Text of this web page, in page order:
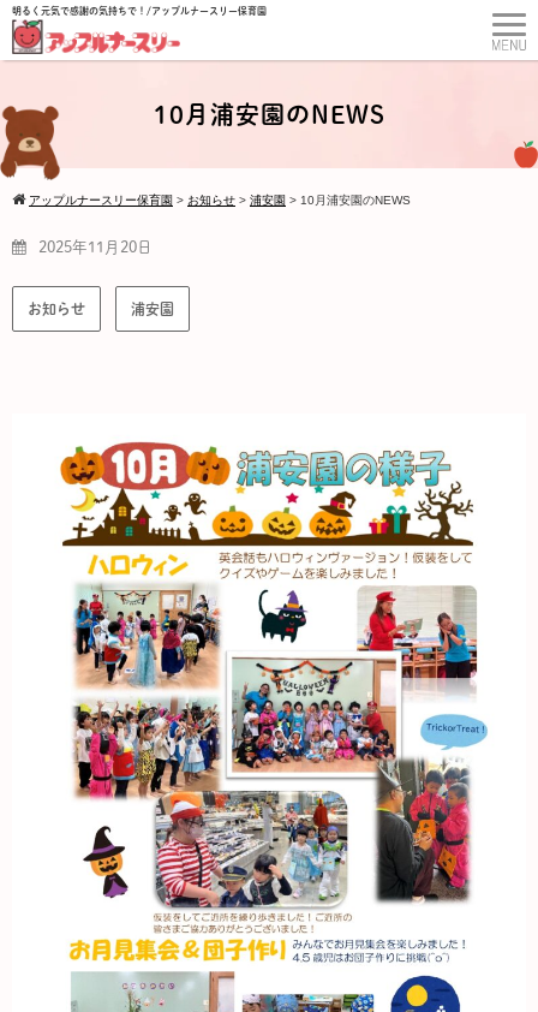
明るく元気で感謝の気持ちで！/アップルナースリー保育園
10月浦安園のNEWS
アップルナースリー保育園 > お知らせ > 浦安園 > 10月浦安園のNEWS
2025年11月20日
お知らせ 浦安園